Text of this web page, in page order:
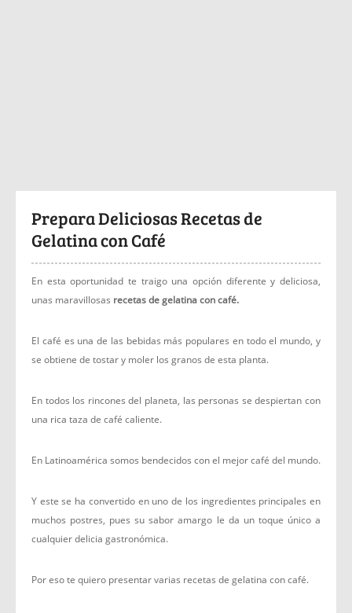
Prepara Deliciosas Recetas de
Gelatina con Café
En esta oportunidad te traigo una opción diferente y deliciosa,
unas maravillosas recetas de gelatina con café.
El café es una de las bebidas más populares en todo el mundo, y
se obtiene de tostar y moler los granos de esta planta.
En todos los rincones del planeta, las personas se despiertan con
una rica taza de café caliente.
En Latinoamérica somos bendecidos con el mejor café del mundo.
Y este se ha convertido en uno de los ingredientes principales en
muchos postres, pues su sabor amargo le da un toque único a
cualquier delicia gastronómica.
Por eso te quiero presentar varias recetas de gelatina con café.